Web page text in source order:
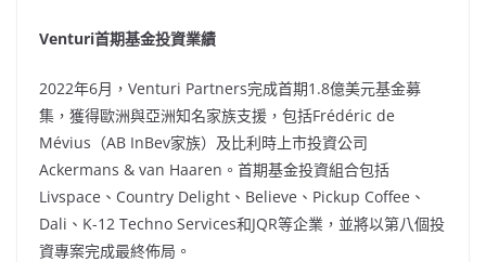
Venturi首期基金投資業績
2022年6月，Venturi Partners完成首期1.8億美元基金募
集，獲得歐洲與亞洲知名家族支援，包括Frédéric de
Mévius（AB InBev家族）及比利時上市投資公司
Ackermans & van Haaren。首期基金投資組合包括
Livspace、Country Delight、Believe、Pickup Coffee、
Dali、K-12 Techno Services和JQR等企業，並將以第八個投
資專案完成最終佈局。